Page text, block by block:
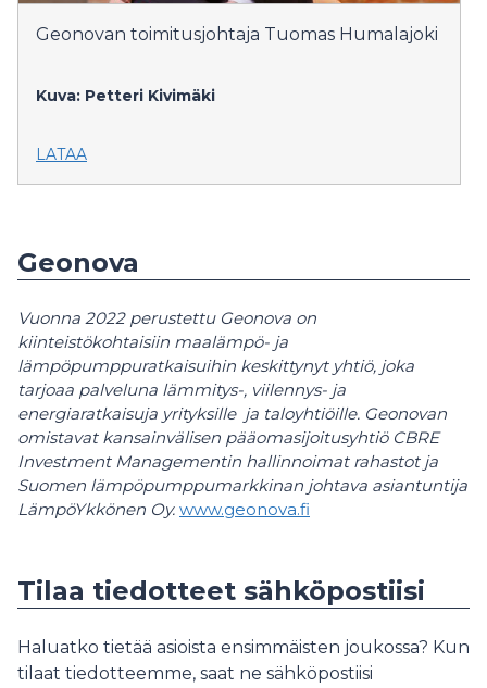
Geonovan toimitusjohtaja Tuomas Humalajoki
Kuva: Petteri Kivimäki
LATAA
Geonova
Vuonna 2022 perustettu Geonova on
kiinteistökohtaisiin maalämpö- ja
lämpöpumppuratkaisuihin keskittynyt yhtiö, joka
tarjoaa palveluna lämmitys-, viilennys- ja
energiaratkaisuja yrityksille ja taloyhtiöille. Geonovan
omistavat kansainvälisen pääomasijoitusyhtiö CBRE
Investment Managementin hallinnoimat rahastot ja
Suomen lämpöpumppumarkkinan johtava asiantuntija
LämpöYkkönen Oy. www.geonova.fi
Tilaa tiedotteet sähköpostiisi
Haluatko tietää asioista ensimmäisten joukossa? Kun
tilaat tiedotteemme, saat ne sähköpostiisi